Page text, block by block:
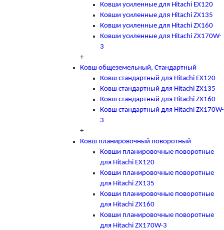
Ковши усиленные для Hitachi EX120
Ковши усиленные для Hitachi ZX135
Ковши усиленные для Hitachi ZX160
Ковши усиленные для Hitachi ZX170W-
3
+
Ковш общеземельный, Стандартный
Ковш стандартный для Hitachi EX120
Ковш стандартный для Hitachi ZX135
Ковш стандартный для Hitachi ZX160
Ковш стандартный для Hitachi ZX170W-
3
+
Ковш планировочный поворотный
Ковши планировочные поворотные
для Hitachi EX120
Ковши планировочные поворотные
для Hitachi ZX135
Ковши планировочные поворотные
для Hitachi ZX160
Ковши планировочные поворотные
для Hitachi ZX170W-3